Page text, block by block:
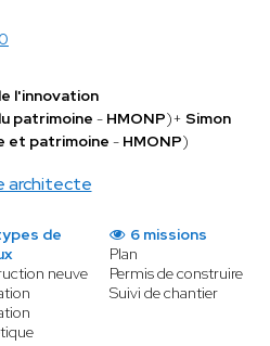
architecte
l'innovation
patrimoine - HMONP)+ Simon
et patrimoine - HMONP)
de
neuve
6 missions
Plan
Permis de construire
Suivi de chantier